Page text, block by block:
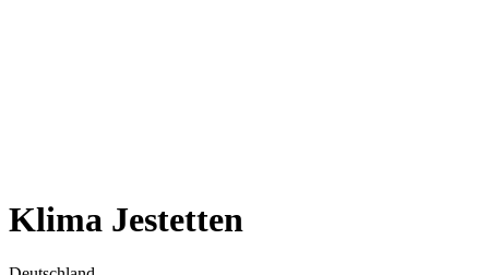
Klima Jestetten